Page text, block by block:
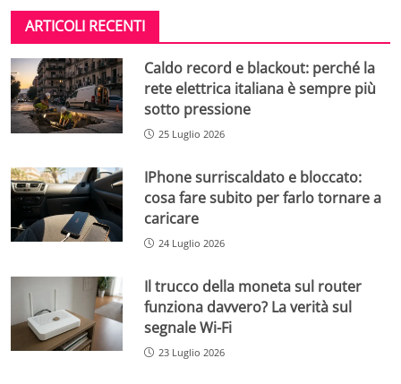
ARTICOLI RECENTI
Caldo record e blackout: perché la
rete elettrica italiana è sempre più
sotto pressione
25 Luglio 2026
IPhone surriscaldato e bloccato:
cosa fare subito per farlo tornare a
caricare
24 Luglio 2026
Il trucco della moneta sul router
funziona davvero? La verità sul
segnale Wi-Fi
23 Luglio 2026